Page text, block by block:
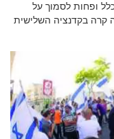
ופחות לסמוך על
קרה בקדנציה השלישית